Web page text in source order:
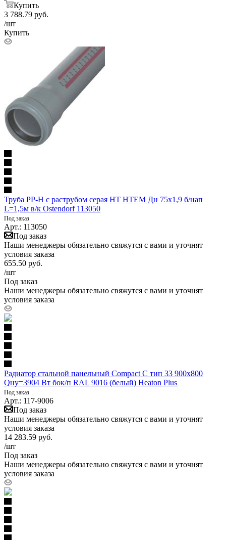
Купить
3 788.79 руб.
/шт
Купить
Труба PP-H с раструбом серая HT HTEM Дн 75х1,9 б/нап
L=1,5м в/к Ostendorf 113050
Под заказ
Арт.: 113050
Под заказ
Наши менеджеры обязательно свяжутся с вами и уточнят
условия заказа
655.50 руб.
/шт
Под заказ
Наши менеджеры обязательно свяжутся с вами и уточнят
условия заказа
Радиатор стальной панельный Compact C тип 33 900х800
Qну=3904 Вт бок/п RAL 9016 (белый) Heaton Plus
Под заказ
Арт.: 117-9006
Под заказ
Наши менеджеры обязательно свяжутся с вами и уточнят
условия заказа
14 283.59 руб.
/шт
Под заказ
Наши менеджеры обязательно свяжутся с вами и уточнят
условия заказа